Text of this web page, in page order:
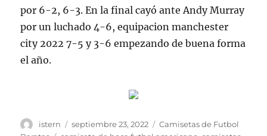
por 6-2, 6-3. En la final cayó ante Andy Murray
por un luchado 4-6, equipacion manchester
city 2022 7-5 y 3-6 empezando de buena forma
el año.
Autor
istern
Publicado
septiembre 23, 2022 Categorías
Camisetas de Futbol